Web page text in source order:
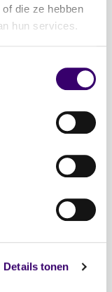
die ze hebben
hun services.
Details tonen